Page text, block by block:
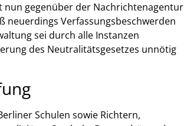
nun gegenüber der Nachrichtenagentur
neuerdings Verfassungsbeschwerden
sei durch alle Instanzen
des Neutralitätsgesetzes unnötig
Schulen sowie Richtern,